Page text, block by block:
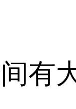
有